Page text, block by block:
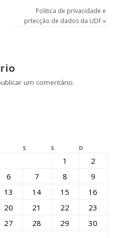
Politica de privacidade e
prtecção de dados da UDF»
um comentário.
S S D
1
2
6 7 8
9
13 14 15
16
20 21 22
23
27 28 29
30